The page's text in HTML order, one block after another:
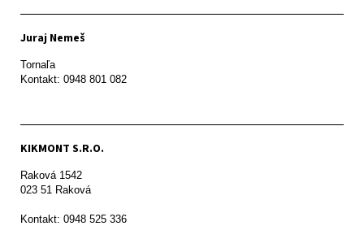
Juraj Nemeš
Tornaľa
Kontakt: 0948 801 082
KIKMONT S.R.O.
Raková 1542
023 51 Raková
Kontakt: 0948 525 336